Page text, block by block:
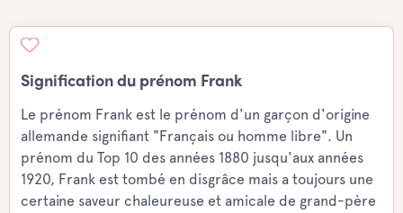
Signification du prénom Frank
Le prénom Frank est le prénom d'un garçon d'origine
allemande signifiant "Français ou homme libre". Un
prénom du Top 10 des années 1880 jusqu'aux années
1920, Frank est tombé en disgrâce mais a toujours une
certaine saveur chaleureuse et amicale de grand-père